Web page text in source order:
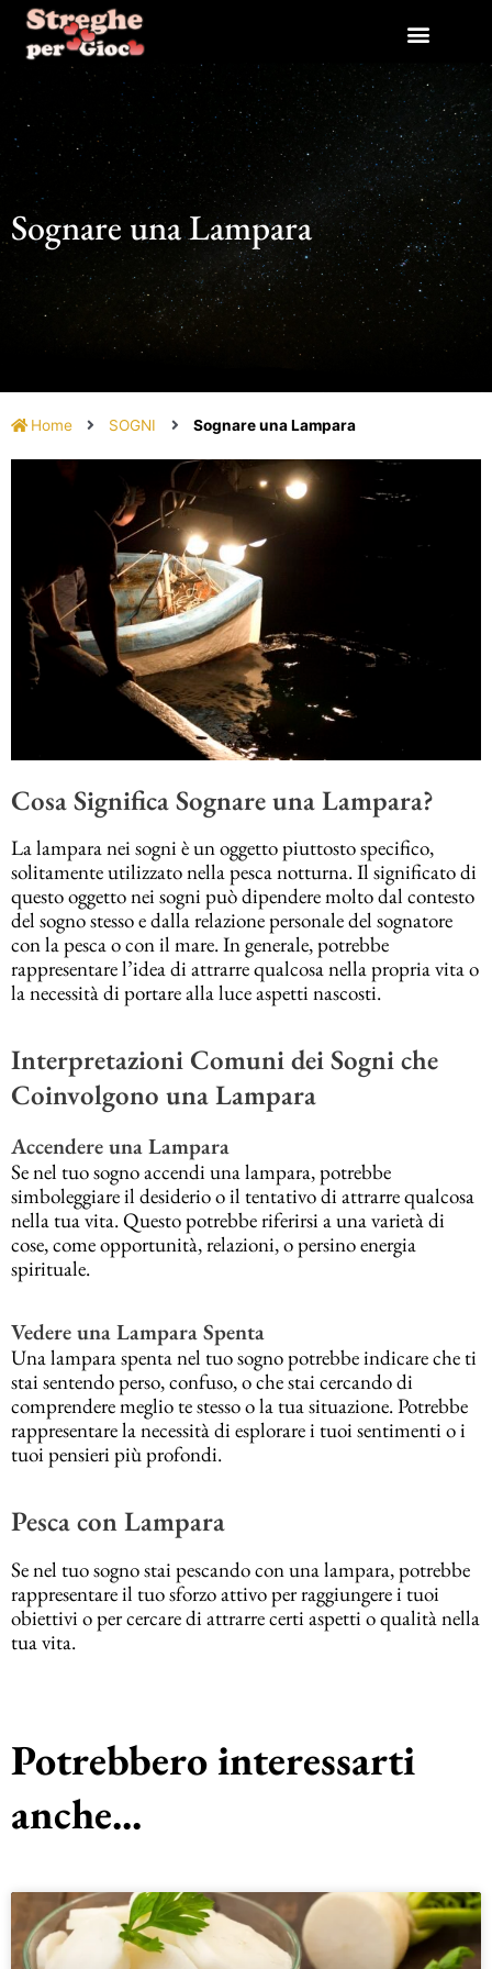
contenuto
Sognare una Lampara
Home SOGNI Sognare una Lampara
Cosa Significa Sognare una Lampara?
La lampara nei sogni è un oggetto piuttosto specifico,
solitamente utilizzato nella pesca notturna. Il significato di
questo oggetto nei sogni può dipendere molto dal contesto
del sogno stesso e dalla relazione personale del sognatore
con la pesca o con il mare. In generale, potrebbe
rappresentare l’idea di attrarre qualcosa nella propria vita o
la necessità di portare alla luce aspetti nascosti.
Interpretazioni Comuni dei Sogni che
Coinvolgono una Lampara
Accendere una Lampara
Se nel tuo sogno accendi una lampara, potrebbe
simboleggiare il desiderio o il tentativo di attrarre qualcosa
nella tua vita. Questo potrebbe riferirsi a una varietà di
cose, come opportunità, relazioni, o persino energia
spirituale.
Vedere una Lampara Spenta
Una lampara spenta nel tuo sogno potrebbe indicare che ti
stai sentendo perso, confuso, o che stai cercando di
comprendere meglio te stesso o la tua situazione. Potrebbe
rappresentare la necessità di esplorare i tuoi sentimenti o i
tuoi pensieri più profondi.
Pesca con Lampara
Se nel tuo sogno stai pescando con una lampara, potrebbe
rappresentare il tuo sforzo attivo per raggiungere i tuoi
obiettivi o per cercare di attrarre certi aspetti o qualità nella
tua vita.
Potrebbero interessarti
anche...